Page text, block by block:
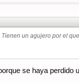
un agujero por el
se haya perdido